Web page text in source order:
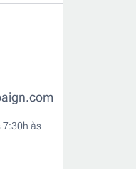
7:30h às